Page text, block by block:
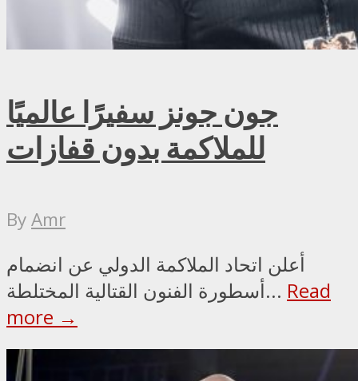
جون جونز سفيرًا عالميًا
للملاكمة بدون قفازات
ByAmr
أعلن اتحاد الملاكمة الدولي عن انضمام
أسطورة الفنون القتالية المختلطة... Read
more →